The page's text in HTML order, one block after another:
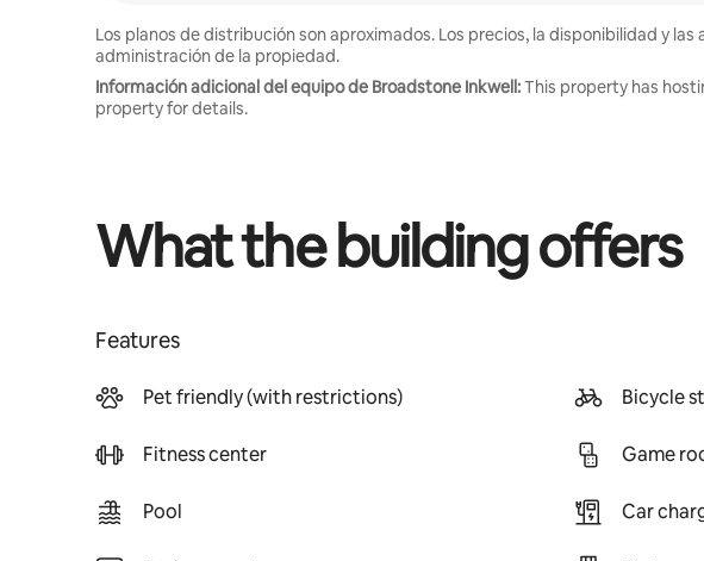
Los planos de distribución son aproximados. Los precios, la disponibilidad y
administración de la propiedad.
Información adicional del equipo de Broadstone Inkwell:This property has
property for details.
What the building offers
Features
Pet friendly (with restrictions)
Fitness center
Pool
Bicycle
Game
Car